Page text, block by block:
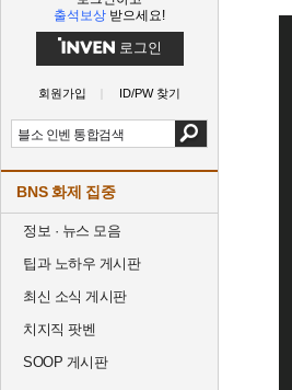
출석보상 받으세요!
로그인
회원가입 ID/PW 찾기
BNS 화제 집중
정보 · 뉴스 모음
팁과 노하우 게시판
최신 소식 게시판
치지직 팟벤
SOOP 게시판